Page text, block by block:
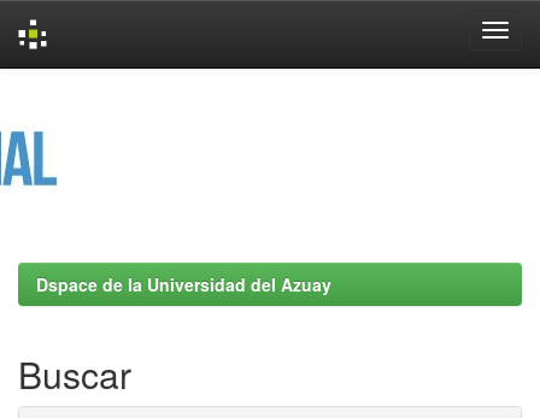
Dspace de la Universidad del Azuay
Buscar